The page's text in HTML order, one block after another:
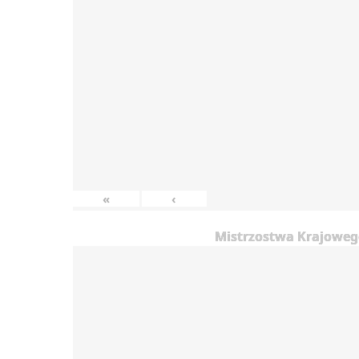
« ‹
Mistrzostwa